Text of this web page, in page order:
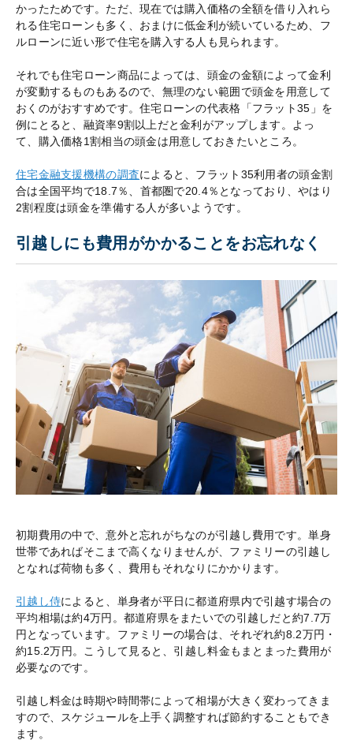
かったためです。ただ、現在では購入価格の全額を借り入れら
れる住宅ローンも多く、おまけに低金利が続いているため、フ
ルローンに近い形で住宅を購入する人も見られます。
それでも住宅ローン商品によっては、頭金の金額によって金利
が変動するものもあるので、無理のない範囲で頭金を用意して
おくのがおすすめです。住宅ローンの代表格「フラット35」を
例にとると、融資率9割以上だと金利がアップします。よっ
て、購入価格1割相当の頭金は用意しておきたいところ。
住宅金融支援機構の調査によると、フラット35利用者の頭金割
合は全国平均で18.7％、首都圏で20.4％となっており、やはり
2割程度は頭金を準備する人が多いようです。
引越しにも費用がかかることをお忘れなく
初期費用の中で、意外と忘れがちなのが引越し費用です。単身
世帯であればそこまで高くなりませんが、ファミリーの引越し
となれば荷物も多く、費用もそれなりにかかります。
引越し侍によると、単身者が平日に都道府県内で引越す場合の
平均相場は約4万円。都道府県をまたいでの引越しだと約7.7万
円となっています。ファミリーの場合は、それぞれ約8.2万円・
約15.2万円。こうして見ると、引越し料金もまとまった費用が
必要なのです。
引越し料金は時期や時間帯によって相場が大きく変わってきま
すので、スケジュールを上手く調整すれば節約することもでき
ます。